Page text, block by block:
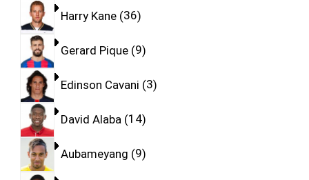
Harry Kane 36
Gerard Pique 9
Edinson Cavani 3
David Alaba 14
Aubameyang 9